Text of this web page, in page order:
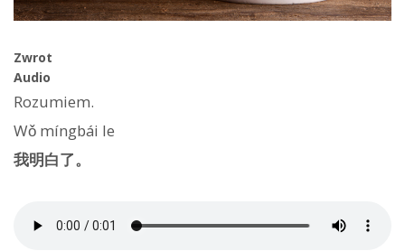
Zwrot
Audio
Rozumiem.
Wǒ míngbái le
我明白了。